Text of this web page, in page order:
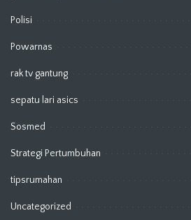
Polisi
Powarnas
rak tv gantung
sepatu lari asics
Sosmed
Strategi Pertumbuhan
tipsrumahan
Uncategorized